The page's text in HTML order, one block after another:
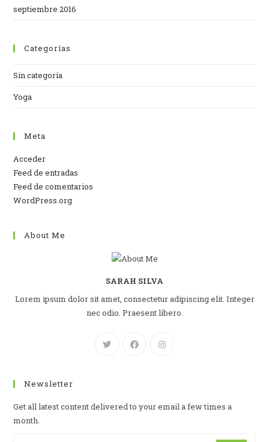
septiembre 2016
Categorías
Sin categoría
Yoga
Meta
Acceder
Feed de entradas
Feed de comentarios
WordPress.org
About Me
SARAH SILVA
Lorem ipsum dolor sit amet, consectetur adipiscing elit. Integer
nec odio. Praesent libero.
Newsletter
Get all latest content delivered to your email a few times a
month.